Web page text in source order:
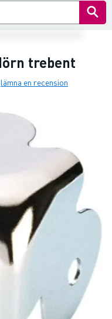
trebent
lämna en recension